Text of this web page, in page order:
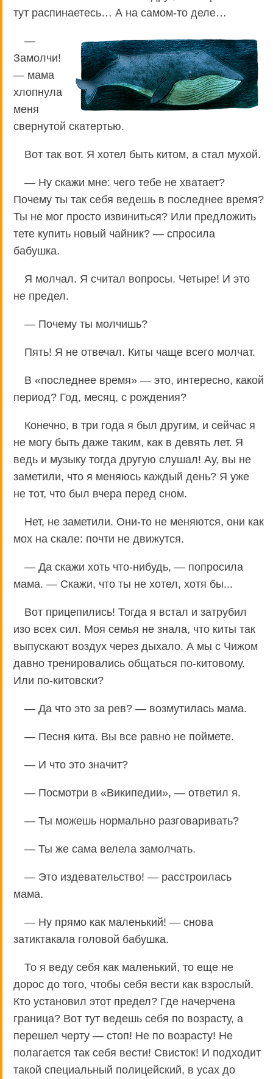
тут распинаетесь… А на самом-то деле…
—
Замолчи!
— мама
хлопнула
меня
свернутой скатертью.
Вот так вот. Я хотел быть китом, а стал мухой.
— Ну скажи мне: чего тебе не хватает?
Почему ты так себя ведешь в последнее время?
Ты не мог просто извиниться? Или предложить
тете купить новый чайник? — спросила
бабушка.
Я молчал. Я считал вопросы. Четыре! И это
не предел.
— Почему ты молчишь?
Пять! Я не отвечал. Киты чаще всего молчат.
В «последнее время» — это, интересно, какой
период? Год, месяц, с рождения?
Конечно, в три года я был другим, и сейчас я
не могу быть даже таким, как в девять лет. Я
ведь и музыку тогда другую слушал! Ау, вы не
заметили, что я меняюсь каждый день? Я уже
не тот, что был вчера перед сном.
Нет, не заметили. Они-то не меняются, они как
мох на скале: почти не движутся.
— Да скажи хоть что-нибудь, — попросила
мама. — Скажи, что ты не хотел, хотя бы...
Вот прицепились! Тогда я встал и затрубил
изо всех сил. Моя семья не знала, что киты так
выпускают воздух через дыхало. А мы с Чижом
давно тренировались общаться по-китовому.
Или по-китовски?
— Да что это за рев? — возмутилась мама.
— Песня кита. Вы все равно не поймете.
— И что это значит?
— Посмотри в «Википедии», — ответил я.
— Ты можешь нормально разговаривать?
— Ты же сама велела замолчать.
— Это издевательство! — расстроилась
мама.
— Ну прямо как маленький! — снова
затиктакала головой бабушка.
То я веду себя как маленький, то еще не
дорос до того, чтобы себя вести как взрослый.
Кто установил этот предел? Где начерчена
граница? Вот тут ведешь себя по возрасту, а
перешел черту — стоп! Не по возрасту! Не
полагается так себя вести! Свисток! И подходит
такой специальный полицейский, в усах до